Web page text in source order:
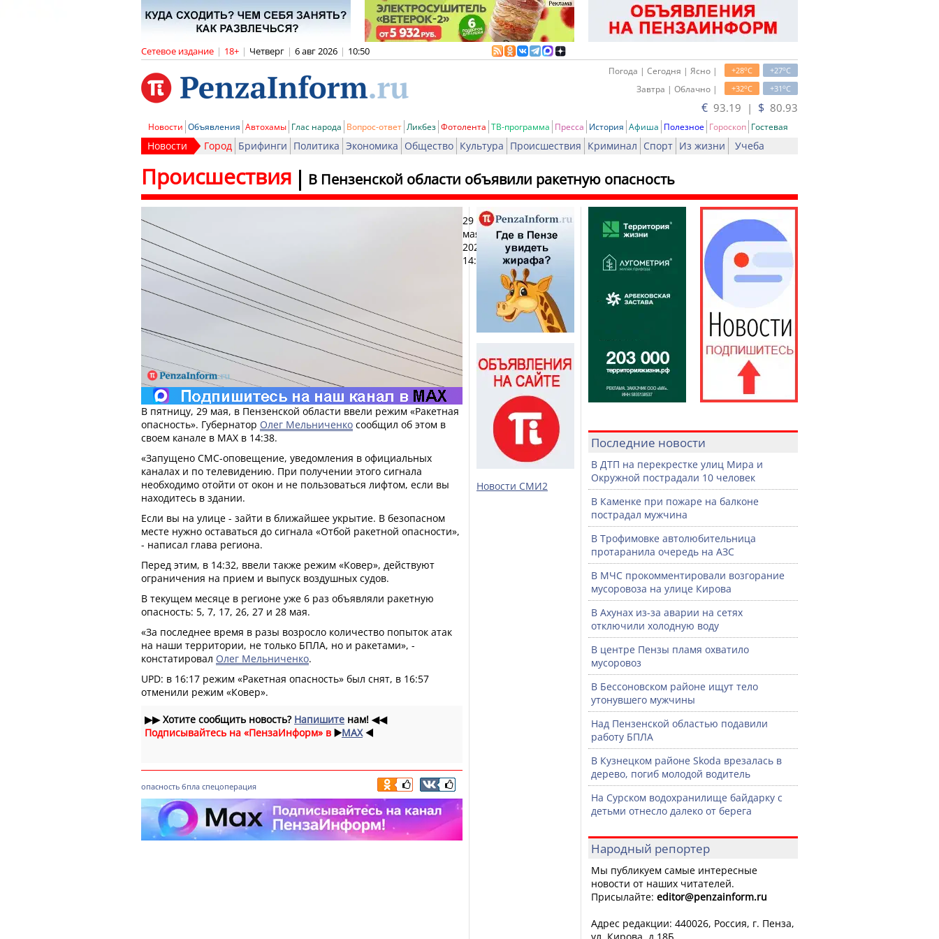
Сетевое издание | 18+ | Четверг | 6 авг 2026 | 10:50
+27oC
+28oC
Погода | Сегодня | Ясно |
+31oC
+32oC
Завтра | Облачно |
€ 93.19 | $ 80.93
Новости Объявления Автохамы Глас народа Вопрос-ответ Ликбез Фотолента ТВ-программа Пресса История Афиша Полезное Гороскоп Гостевая
Новости Город Брифинги Политика Экономика Общество Культура Происшествия Криминал Спорт Из жизни Учеба
В Пензенской области объявили ракетную опасность
Происшествия
29
мая
2026,
14:41
Печать
В пятницу, 29 мая, в Пензенской области ввели режим «Ракетная
опасность». Губернатор Олег Мельниченко сообщил об этом в
своем канале в МАХ в 14:38.
«Запущено СМС-оповещение, уведомления в официальных
каналах и по телевидению. При получении этого сигнала
необходимо отойти от окон и не пользоваться лифтом, если вы
находитесь в здании.
Если вы на улице - зайти в ближайшее укрытие. В безопасном
месте нужно оставаться до сигнала «Отбой ракетной опасности»,
- написал глава региона.
Перед этим, в 14:32, ввели также режим «Ковер», действуют
ограничения на прием и выпуск воздушных судов.
В текущем месяце в регионе уже 6 раз объявляли ракетную
опасность: 5, 7, 17, 26, 27 и 28 мая.
«За последнее время в разы возросло количество попыток атак
на наши территории, не только БПЛА, но и ракетами», -
констатировал Олег Мельниченко.
UPD: в 16:17 режим «Ракетная опасность» был снят, в 16:57
отменили режим «Ковер».
▶▶Хотите сообщить новость? Напишите нам! ◀◀
Подписывайтесь на «ПензаИнформ» в ▶️MAX ◀️
опасность бпла спецоперация
Новости СМИ2
Последние новости
В ДТП на перекрестке улиц Мира и
Окружной пострадали 10 человек
В Каменке при пожаре на балконе
пострадал мужчина
В Трофимовке автолюбительница
протаранила очередь на АЗС
В МЧС прокомментировали возгорание
мусоровоза на улице Кирова
В Ахунах из-за аварии на сетях
отключили холодную воду
В центре Пензы пламя охватило
мусоровоз
В Бессоновском районе ищут тело
утонувшего мужчины
Над Пензенской областью подавили
работу БПЛА
В Кузнецком районе Skoda врезалась в
дерево, погиб молодой водитель
На Сурском водохранилище байдарку с
детьми отнесло далеко от берега
Народный репортер
Мы публикуем самые интересные
новости от наших читателей.
Присылайте: editor@penzainform.ru
Адрес редакции: 440026, Россия, г. Пенза,